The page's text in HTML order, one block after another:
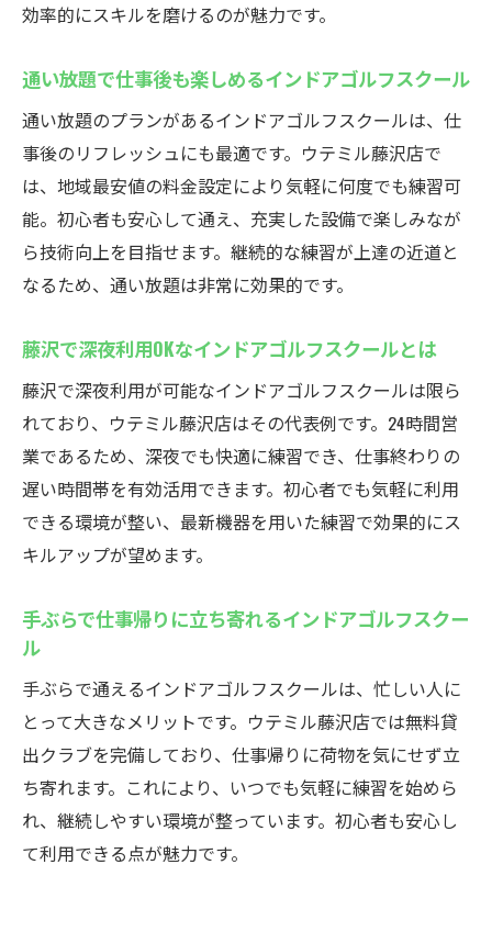
効率的にスキルを磨けるのが魅力です。
通い放題で仕事後も楽しめるインドアゴルフスクール
通い放題のプランがあるインドアゴルフスクールは、仕
事後のリフレッシュにも最適です。ウテミル藤沢店で
は、地域最安値の料金設定により気軽に何度でも練習可
能。初心者も安心して通え、充実した設備で楽しみなが
ら技術向上を目指せます。継続的な練習が上達の近道と
なるため、通い放題は非常に効果的です。
藤沢で深夜利用OKなインドアゴルフスクールとは
藤沢で深夜利用が可能なインドアゴルフスクールは限ら
れており、ウテミル藤沢店はその代表例です。24時間営
業であるため、深夜でも快適に練習でき、仕事終わりの
遅い時間帯を有効活用できます。初心者でも気軽に利用
できる環境が整い、最新機器を用いた練習で効果的にス
キルアップが望めます。
手ぶらで仕事帰りに立ち寄れるインドアゴルフスクー
ル
手ぶらで通えるインドアゴルフスクールは、忙しい人に
とって大きなメリットです。ウテミル藤沢店では無料貸
出クラブを完備しており、仕事帰りに荷物を気にせず立
ち寄れます。これにより、いつでも気軽に練習を始めら
れ、継続しやすい環境が整っています。初心者も安心し
て利用できる点が魅力です。